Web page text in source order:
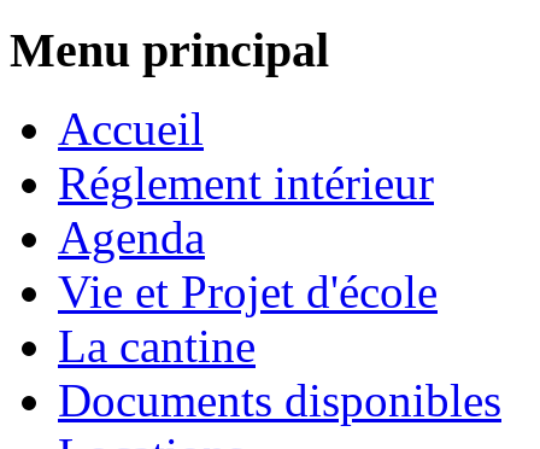
Menu principal
Accueil
Réglement intérieur
Agenda
Vie et Projet d'école
La cantine
Documents disponibles